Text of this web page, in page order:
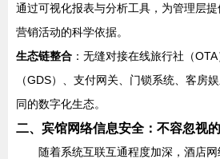
通过可视化报表与分析工具，为管理层提
营销活动的科学依据。
生态链整合 ：无缝对接在线旅行社（
（GDS）、支付网关、门锁系统、客房
同的数字化生态。
二、宾馆网络信息安全：不容忽视
随着系统互联互通程度加深，酒店